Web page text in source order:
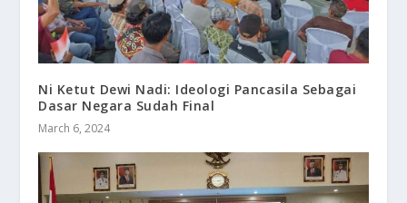
Ni Ketut Dewi Nadi: Ideologi Pancasila Sebagai
Dasar Negara Sudah Final
March 6, 2024